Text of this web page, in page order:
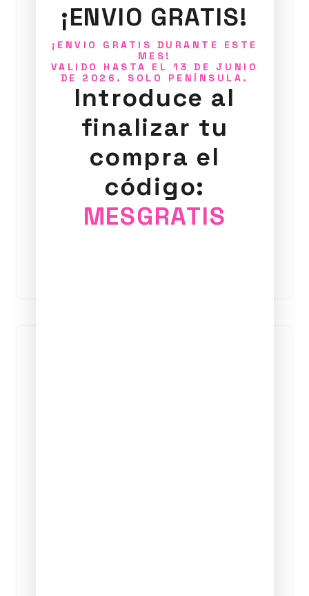
Collar Verano del 64
35,00€
¡ENVIO GRATIS!
¡ENVIO GRATIS DURANTE ESTE
MES!
VALIDO HASTA EL 13 DE JUNIO
DE 2026. SOLO PENÍNSULA.
Introduce al
finalizar tu
compra el
código:
MESGRATIS